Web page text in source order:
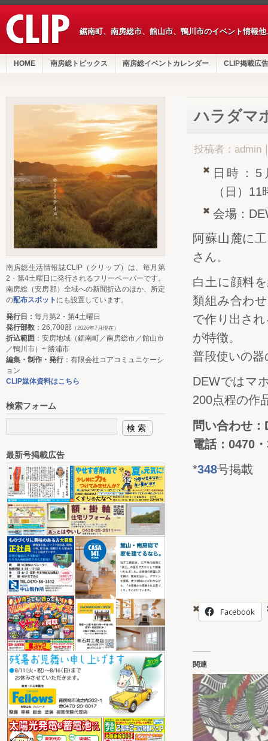
鋸南町、南房総市、館山市、鴨川市のイベント情報
HOME 南房総トピックス 南房総イベントカレンダー CLIP掲載広告
ハラダマ
投稿者：admin
日時：5
（日）
会場：
阿蘇山麓に
さん。
白土に顔料
類組み合わ
で作り出さ
が特徴。
普段使いの
DEWではマ
200点程の作
問い合わせ：
電話：0470
*348号掲載
Facebook
関連
南房総生活情報誌CLIP（クリップ）は、毎月第
2・第4土曜日に発行されるフリーペーパーです。
南房総（安房郡）全域への新聞折込のほか、所定
の配布スポット にも設置しています。
発行日： 毎月第2・第4土曜日
発行部数 ：26,700部 （2026年7月現在）
折込範囲 ：安房地域（鋸南町／南房総市／館山市
／鴨川市）+ 勝浦市
編集・制作・発行：有限会社コアコミュニケーシ
ョン
CLIP媒体資料はこちら
検索フォーム
最新号掲載広告